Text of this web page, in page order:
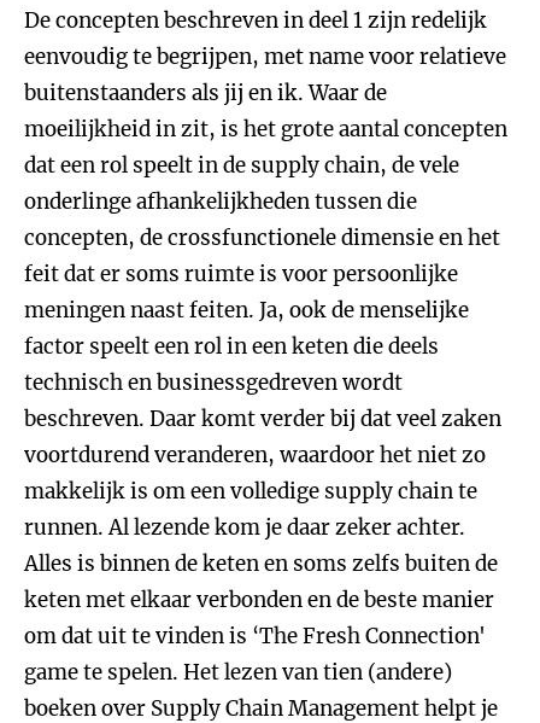
De concepten beschreven in deel 1 zijn redelijk
eenvoudig te begrijpen, met name voor relatieve
buitenstaanders als jij en ik. Waar de
moeilijkheid in zit, is het grote aantal concepten
dat een rol speelt in de supply chain, de vele
onderlinge afhankelijkheden tussen die
concepten, de crossfunctionele dimensie en het
feit dat er soms ruimte is voor persoonlijke
meningen naast feiten. Ja, ook de menselijke
factor speelt een rol in een keten die deels
technisch en businessgedreven wordt
beschreven. Daar komt verder bij dat veel zaken
voortdurend veranderen, waardoor het niet zo
makkelijk is om een volledige supply chain te
runnen. Al lezende kom je daar zeker achter.
Alles is binnen de keten en soms zelfs buiten de
keten met elkaar verbonden en de beste manier
om dat uit te vinden is ‘The Fresh Connection'
game te spelen. Het lezen van tien (andere)
boeken over Supply Chain Management helpt je